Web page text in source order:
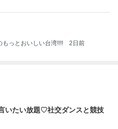
もっとおいしい台湾!!!! 2日前
いたい放題♡社交ダンスと競技